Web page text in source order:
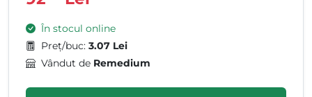
În stocul online
Preț/buc: 3.07 Lei
Vândut de Remedium